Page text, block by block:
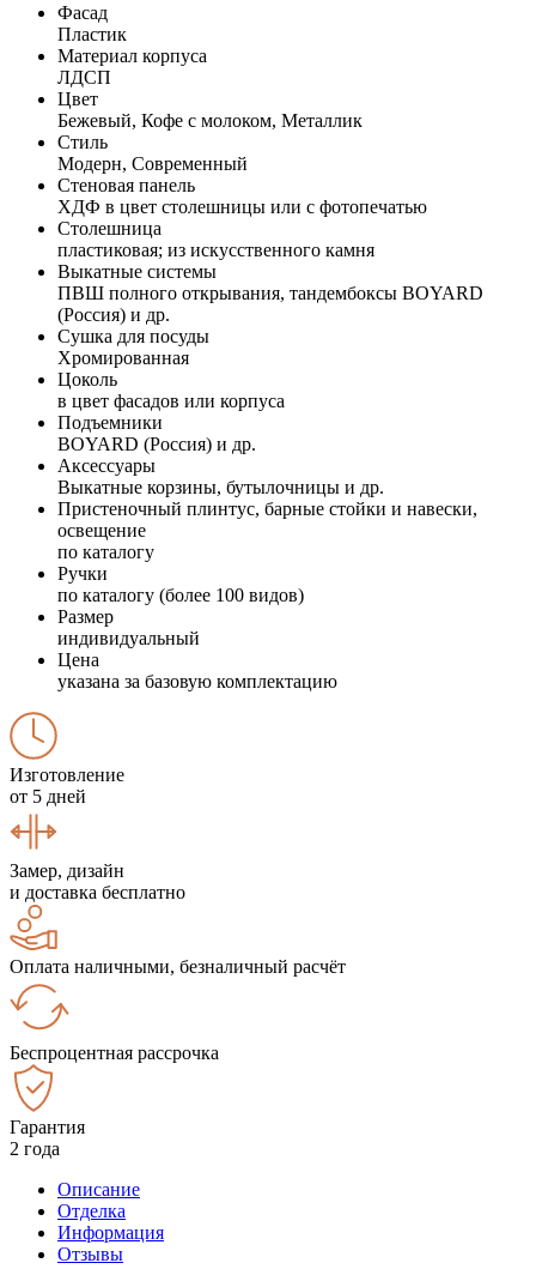
Фасад
Пластик
Материал корпуса
ЛДСП
Цвет
Бежевый, Кофе с молоком, Металлик
Стиль
Модерн, Современный
Стеновая панель
ХДФ в цвет столешницы или с фотопечатью
Столешница
пластиковая; из искусственного камня
Выкатные системы
ПВШ полного открывания, тандембоксы BOYARD
(Россия) и др.
Сушка для посуды
Хромированная
Цоколь
в цвет фасадов или корпуса
Подъемники
BOYARD (Россия) и др.
Аксессуары
Выкатные корзины, бутылочницы и др.
Пристеночный плинтус, барные стойки и навески,
освещение
по каталогу
Ручки
по каталогу (более 100 видов)
Размер
индивидуальный
Цена
указана за базовую комплектацию
Изготовление
от 5 дней
Замер, дизайн
и доставка бесплатно
Оплата наличными, безналичный расчёт
Беспроцентная рассрочка
Гарантия
2 года
Описание
Отделка
Информация
Отзывы